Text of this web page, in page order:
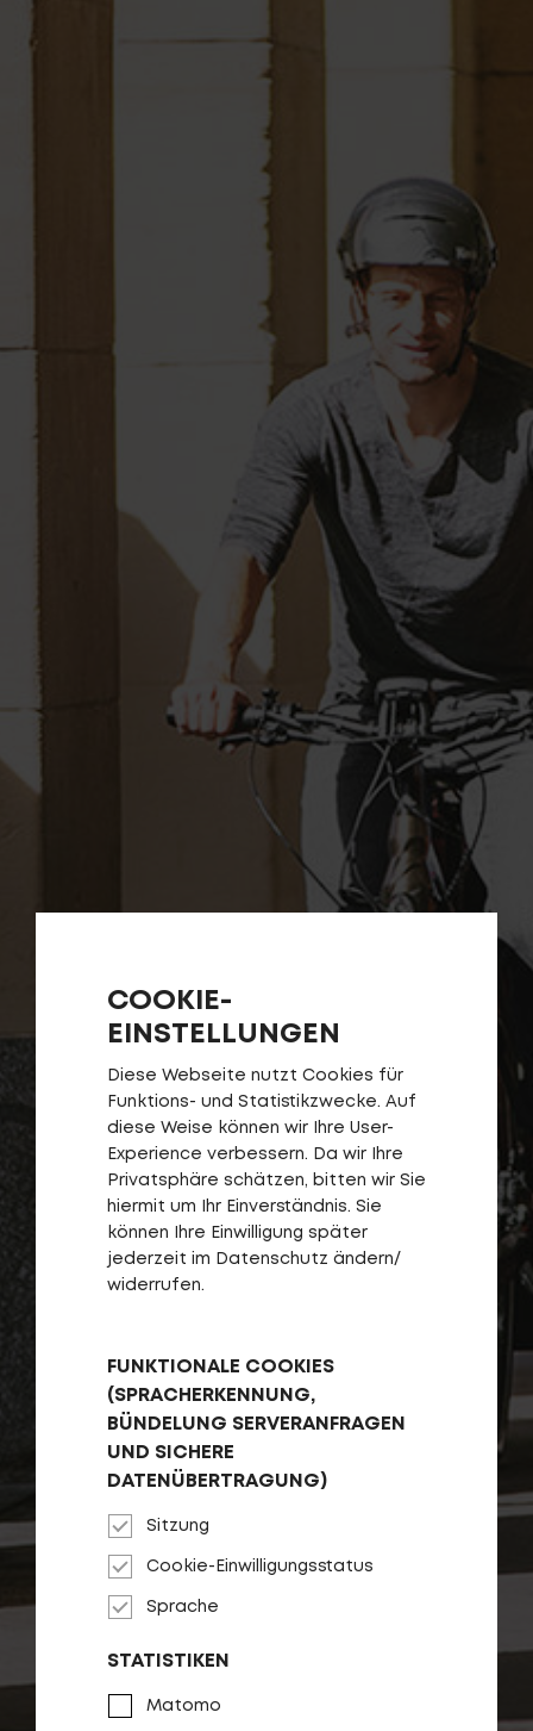
HÄNDLERSUCHE
COOKIE-
EINSTELLUNGEN
Diese Webseite nutzt Cookies für
Funktions- und Statistikzwecke. Auf
diese Weise können wir Ihre User-
Experience verbessern. Da wir Ihre
Privatsphäre schätzen, bitten wir Sie
hiermit um Ihr Einverständnis. Sie
können Ihre Einwilligung später
jederzeit im Datenschutz ändern/
widerrufen.
FUNKTIONALE COOKIES
(SPRACHERKENNUNG,
BÜNDELUNG SERVERANFRAGEN
UND SICHERE
DATENÜBERTRAGUNG)
Sitzung
Cookie-Einwilligungsstatus
Sprache
STATISTIKEN
Matomo